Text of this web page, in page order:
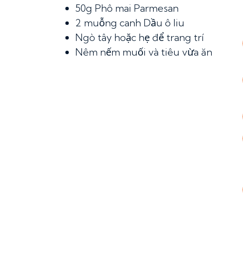
50g Phô mai Parmesan
2 muỗng canh Dầu ô liu
Ngò tây hoặc hẹ để trang trí
Nêm nếm muối và tiêu vừa ăn